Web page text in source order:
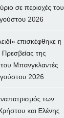
σε περιοχές του
2026
επισκέφθηκε η
της
Μπανγκλαντές
2026
των
και Ελένης